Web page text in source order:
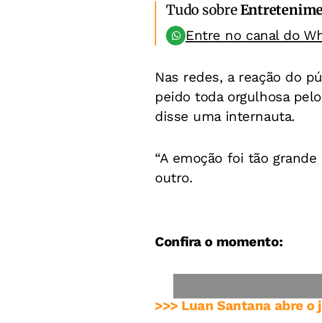
Tudo sobre
Entre no canal do
Nas redes, a reação do
peido toda orgulhosa
disse uma internauta.
“A emoção foi tão
outro.
Confira o momento:
>>> Luan Santana abre